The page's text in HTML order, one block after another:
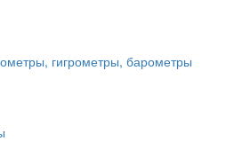
гигрометры, барометры